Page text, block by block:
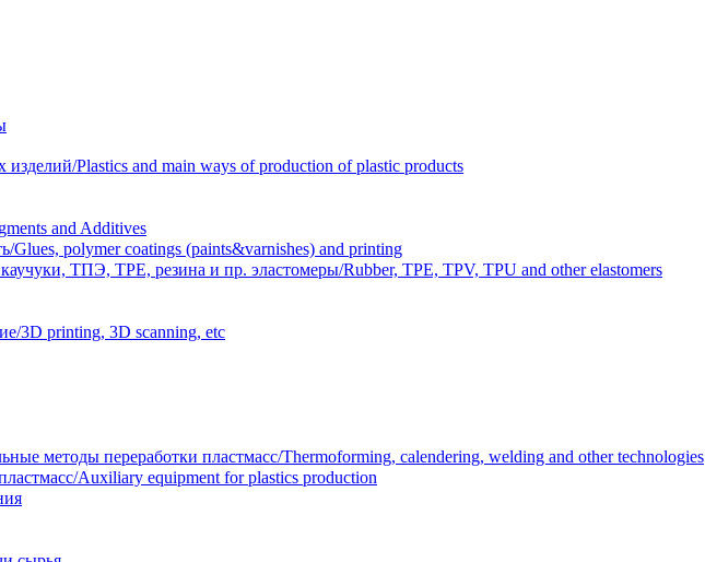
Plastics and main ways of production of plastic products
and Additives
polymer coatings (paints&varnishes) and printing
ТПЭ, TPE, резина и пр. эластомеры/Rubber, TPE, TPV, TPU and other elastomers
3D printing, 3D scanning, etc
методы переработки пластмасс/Thermoforming, calendering, welding and other technologies
Auxiliary equipment for plastics production